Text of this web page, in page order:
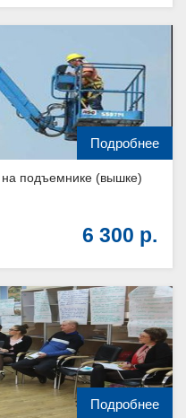
Подробнее
подъемнике (вышке)
6 300
Подробнее